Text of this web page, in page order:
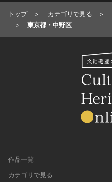
トップ カテゴリで見る
東京都・中野区
作品一覧
カテゴリで見る